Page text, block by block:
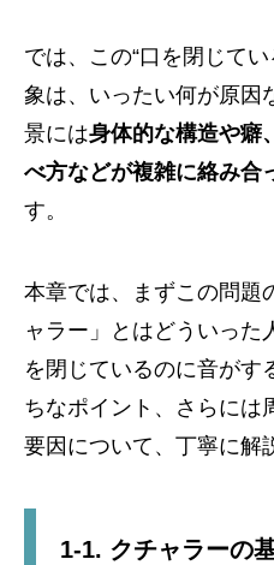
では、この“口を閉じて
象は、いったい何が原因
景には身体的な構造や癖
べ方などが複雑に絡み合
す。
本章では、まずこの問題
ャラー」とはどういった
を閉じているのに音がす
ちなポイント、さらには
要因について、丁寧に解
1-1. クチャラーの